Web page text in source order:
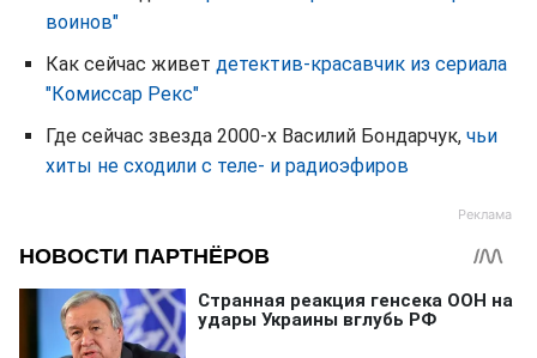
воинов"
Как сейчас живет детектив-красавчик из сериала
"Комиссар Рекс"
Где сейчас звезда 2000-х Василий Бондарчук, чьи
хиты не сходили с теле- и радиоэфиров